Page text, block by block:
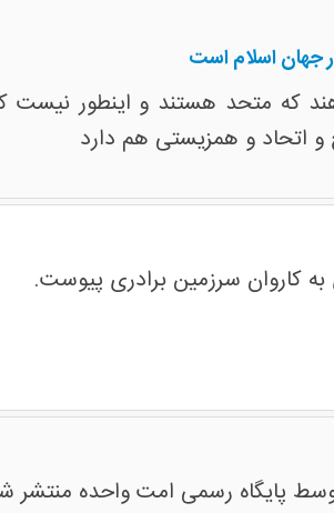
جهان اسلام است
که متحد هستند و اینطور
و اتحاد و همزیستی هم دارد
کاروان سرزمین برادری پیوست.
پایگاه رسمی امت واحده منتشر